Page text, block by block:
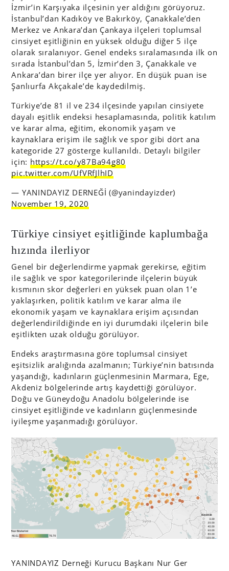
İzmir’in Karşıyaka ilçesinin yer aldığını görüyoruz.
İstanbul’dan Kadıköy ve Bakırköy, Çanakkale’den
Merkez ve Ankara’dan Çankaya ilçeleri toplumsal
cinsiyet eşitliğinin en yüksek olduğu diğer 5 ilçe
olarak sıralanıyor. Genel endeks sıralamasında ilk on
sırada İstanbul’dan 5, İzmir’den 3, Çanakkale ve
Ankara’dan birer ilçe yer alıyor. En düşük puan ise
Şanlıurfa Akçakale’de kaydedilmiş.
Türkiye’de 81 il ve 234 ilçesinde yapılan cinsiyete
dayalı eşitlik endeksi hesaplamasında, politik katılım
ve karar alma, eğitim, ekonomik yaşam ve
kaynaklara erişim ile sağlık ve spor gibi dört ana
kategoride 27 gösterge kullanıldı. Detaylı bilgiler
için: https://t.co/y87Ba94g80
pic.twitter.com/UfVRfJlhID
— YANINDAYIZ DERNEĞİ (@yanindayizder)
November 19, 2020
Türkiye cinsiyet eşitliğinde kaplumbağa
hızında ilerliyor
Genel bir değerlendirme yapmak gerekirse, eğitim
ile sağlık ve spor kategorilerinde ilçelerin büyük
kısmının skor değerleri en yüksek puan olan 1’e
yaklaşırken, politik katılım ve karar alma ile
ekonomik yaşam ve kaynaklara erişim açısından
değerlendirildiğinde en iyi durumdaki ilçelerin bile
eşitlikten uzak olduğu görülüyor.
Endeks araştırmasına göre toplumsal cinsiyet
eşitsizlik aralığında azalmanın; Türkiye’nin batısında
yaşandığı, kadınların güçlenmesinin Marmara, Ege,
Akdeniz bölgelerinde artış kaydettiği görülüyor.
Doğu ve Güneydoğu Anadolu bölgelerinde ise
cinsiyet eşitliğinde ve kadınların güçlenmesinde
iyileşme yaşanmadığı görülüyor.
YANINDAYIZ Derneği Kurucu Başkanı Nur Ger